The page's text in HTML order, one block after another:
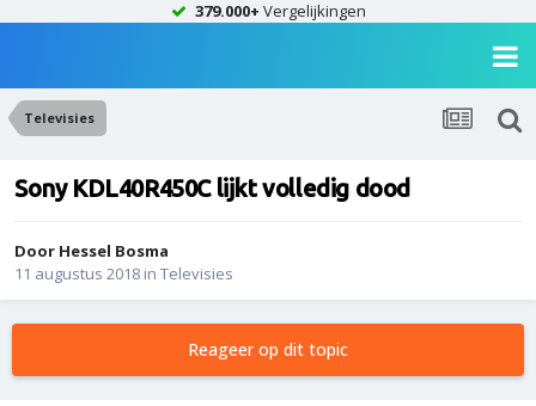
379.000+ Vergelijkingen
Televisies
Sony KDL40R450C lijkt volledig dood
Door Hessel Bosma
11 augustus 2018 in Televisies
Reageer op dit topic